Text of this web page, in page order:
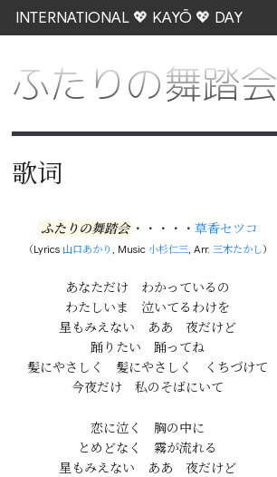
INTERNATIONAL 💖 KAYŌ 💖 DAY
Go
ふたりの舞踏会
歌词
ふたりの舞踏会・・・・・ 草香セツコ
（Lyrics 山口あかり, Music小杉仁三, Arr.三木たかし）
あなただけ　わかっているの
わたしいま　泣いてるわけを
星もみえない　ああ　夜だけど
踊りたい　踊ってね
髪にやさしく　髪にやさしく　くちづけて
恋に泣く　胸の中に
とめどなく　霧が流れる
星もみえない　ああ　夜だけど